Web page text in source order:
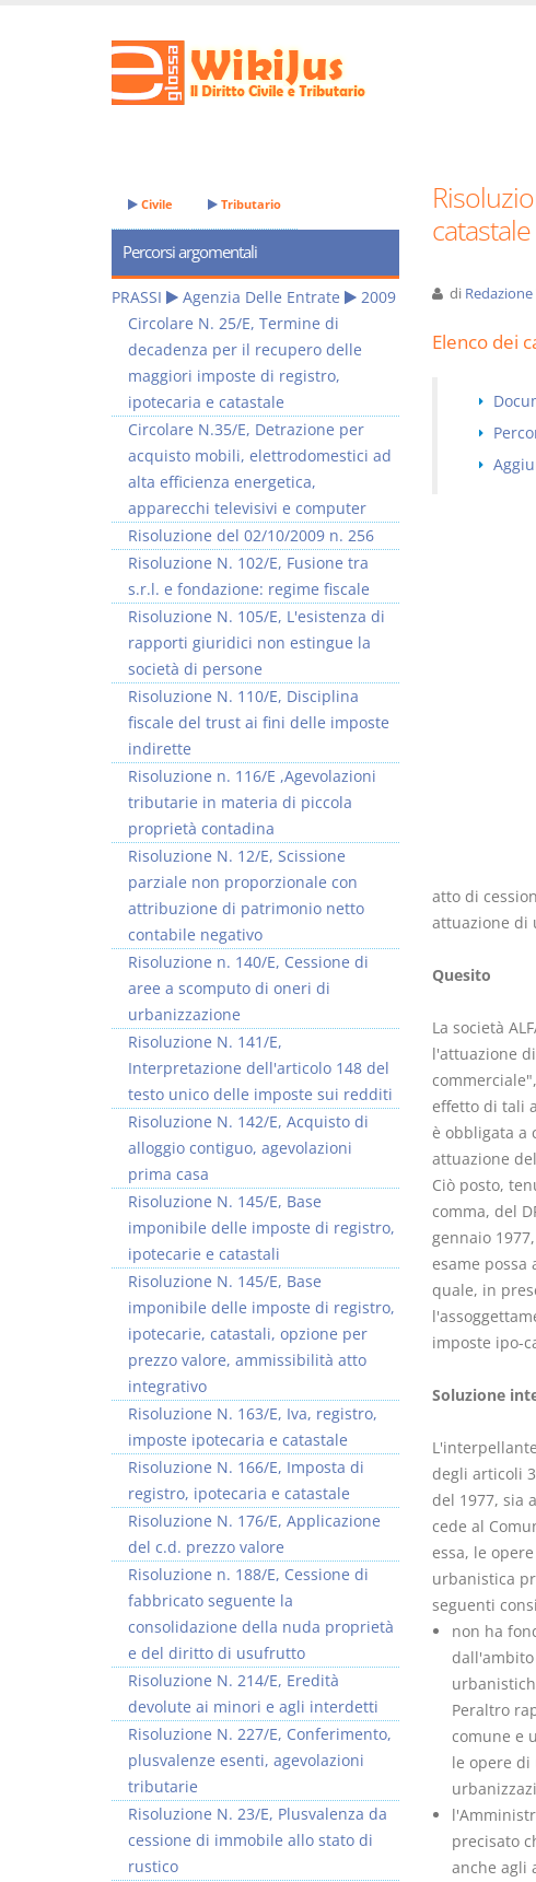
catastale
di Redazione
Elenco dei
atto di
attuazione di
Quesito
La società
l'attuazione
effetto di tali
è obbligata a
attuazione
Ciò posto,
comma, del
gennaio
esame
quale, in
imposte ipo-
Soluzione
degli articoli
del 1977, sia
cede al
essa, le
urbanistica
seguenti
non ha
Peraltro
comune e
le opere di
precisato
anche agli
Civile Tributario
Percorsi argomentali
PRASSI Agenzia Delle Entrate
2009
Circolare N. 25/E, Termine di
decadenza per il recupero delle
maggiori imposte di registro,
ipotecaria e catastale
Circolare N.35/E, Detrazione per
acquisto mobili, elettrodomestici ad
alta efficienza energetica,
apparecchi televisivi e computer
Risoluzione del 02/10/2009 n. 256
Risoluzione N. 102/E, Fusione tra
s.r.l. e fondazione: regime fiscale
Risoluzione N. 105/E, L'esistenza di
rapporti giuridici non estingue la
società di persone
Risoluzione N. 110/E, Disciplina
fiscale del trust ai fini delle imposte
indirette
Risoluzione n. 116/E ,Agevolazioni
tributarie in materia di piccola
proprietà contadina
Risoluzione N. 12/E, Scissione
parziale non proporzionale con
attribuzione di patrimonio netto
contabile negativo
Risoluzione n. 140/E, Cessione di
aree a scomputo di oneri di
urbanizzazione
Risoluzione N. 141/E,
Interpretazione dell'articolo 148 del
testo unico delle imposte sui redditi
Risoluzione N. 142/E, Acquisto di
alloggio contiguo, agevolazioni
prima casa
Risoluzione N. 145/E, Base
imponibile delle imposte di registro,
ipotecarie e catastali
Risoluzione N. 145/E, Base
imponibile delle imposte di registro,
ipotecarie, catastali, opzione per
prezzo valore, ammissibilità atto
integrativo
Risoluzione N. 163/E, Iva, registro,
imposte ipotecaria e catastale
Risoluzione N. 166/E, Imposta di
registro, ipotecaria e catastale
Risoluzione N. 176/E, Applicazione
del c.d. prezzo valore
Risoluzione n. 188/E, Cessione di
fabbricato seguente la
consolidazione della nuda proprietà
e del diritto di usufrutto
Risoluzione N. 214/E, Eredità
devolute ai minori e agli interdetti
Risoluzione N. 227/E, Conferimento,
plusvalenze esenti, agevolazioni
tributarie
Risoluzione N. 23/E, Plusvalenza da
cessione di immobile allo stato di
rustico
Versione ebook
decadenza
D. Minussi
Versione ebook
(iva incl.)